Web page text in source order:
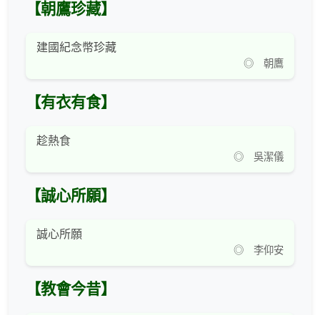
【朝鷹珍藏】
建國紀念幣珍藏
◎ 朝鷹
【有衣有食】
趁熱食
◎ 吳潔儀
【誠心所願】
誠心所願
◎ 李仰安
【教會今昔】